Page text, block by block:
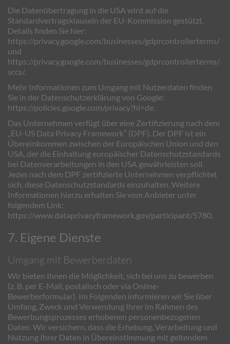
Die Datenübertragung in die USA wird auf die
Standardvertragsklauseln der EU-Kommission gestützt.
Details finden Sie hier:
https://privacy.google.com/businesses/gdprcontrollerterms/
und
https://privacy.google.com/businesses/gdprcontrollerterms/
sccs/.
Mehr Informationen zum Umgang mit Nutzerdaten finden
Sie in der Datenschutzerklärung von Google:
https://policies.google.com/privacy?hl=de.
Das Unternehmen verfügt über eine Zertifizierung nach dem
„EU-US Data Privacy Framework“ (DPF). Der DPF ist ein
Übereinkommen zwischen der Europäischen Union und den
USA, der die Einhaltung europäischer Datenschutzstandards
bei Datenverarbeitungen in den USA gewährleisten soll.
Jedes nach dem DPF zertifizierte Unternehmen verpflichtet
sich, diese Datenschutzstandards einzuhalten. Weitere
Informationen hierzu erhalten Sie vom Anbieter unter
folgendem Link:
https://www.dataprivacyframework.gov/participant/5780.
7. Eigene Dienste
Umgang mit Bewerberdaten
Wir bieten Ihnen die Möglichkeit, sich bei uns zu bewerben
(z. B. per E-Mail, postalisch oder via Online-
Bewerberformular). Im Folgenden informieren wir Sie über
Umfang, Zweck und Verwendung Ihrer im Rahmen des
Bewerbungsprozesses erhobenen personenbezogenen
Daten. Wir versichern, dass die Erhebung, Verarbeitung und
Nutzung Ihrer Daten in Übereinstimmung mit geltendem